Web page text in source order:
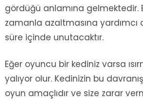
gördüğü anlamına gelmektedir.
zamanla azaltmasına yardımcı
süre içinde unutacaktır.
Eğer oyuncu bir kediniz varsa
yalıyor olur. Kedinizin bu
oyun amaçlıdır ve size zarar